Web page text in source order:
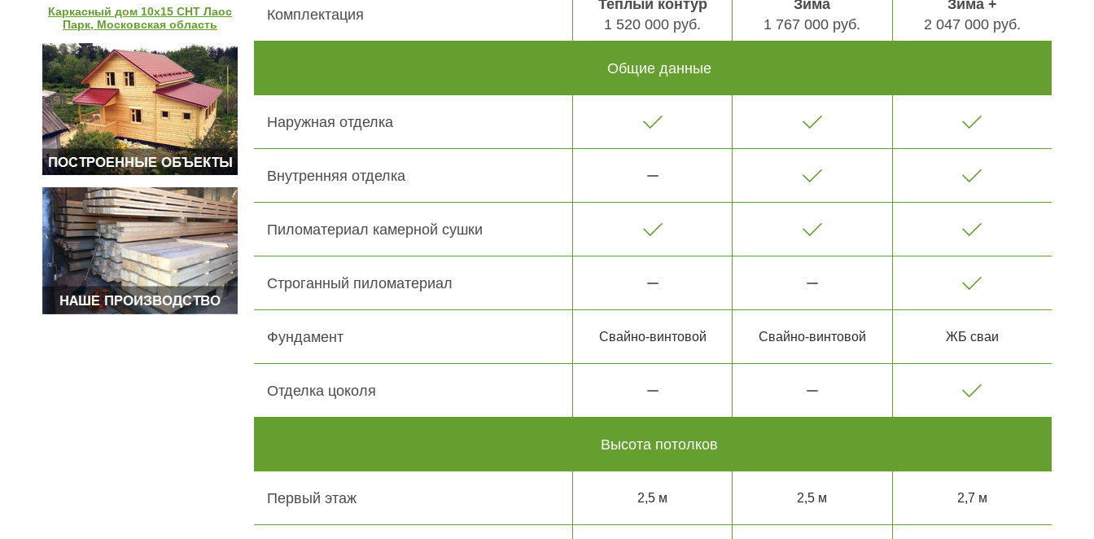
Комплектация
Теплый контур
1 520 000 руб.
Зима
1 767 000 руб.
Зима +
2 047 000 руб.
Общие данные
Наружная отделка
Внутренняя отделка
Пиломатериал камерной сушки
Строганный пиломатериал
Фундамент Свайно-винтовой Свайно-винтовой ЖБ сваи
Отделка цоколя
Высота потолков
Первый этаж 2,5 м 2,5 м 2,7 м
Каркасный дом 10х15 СНТ Лаос
Парк, Московская область